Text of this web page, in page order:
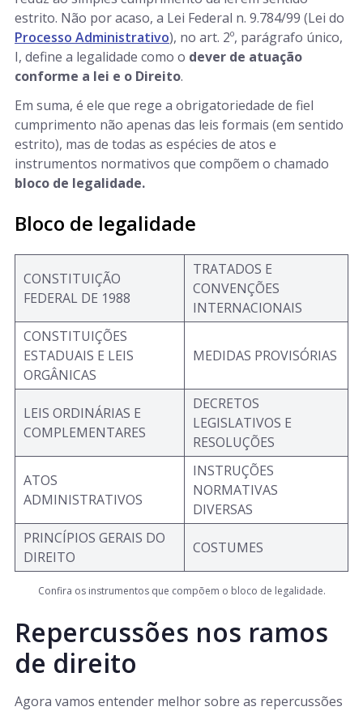
estrito. Não por acaso, a Lei Federal n. 9.784/99 (Lei do
Processo Administrativo), no art. 2º, parágrafo único,
I, define a legalidade como o dever de atuação
conforme a lei e o Direito.
Em suma, é ele que rege a obrigatoriedade de fiel
cumprimento não apenas das leis formais (em sentido
estrito), mas de todas as espécies de atos e
instrumentos normativos que compõem o chamado
bloco de legalidade.
Bloco de legalidade
CONSTITUIÇÃO
FEDERAL DE 1988
TRATADOS E
CONVENÇÕES
INTERNACIONAIS
CONSTITUIÇÕES
ESTADUAIS E LEIS
ORGÂNICAS
MEDIDAS PROVISÓRIAS
LEIS ORDINÁRIAS E
COMPLEMENTARES
DECRETOS
LEGISLATIVOS E
RESOLUÇÕES
ATOS
ADMINISTRATIVOS
INSTRUÇÕES
NORMATIVAS
DIVERSAS
PRINCÍPIOS GERAIS DO
DIREITO
COSTUMES
Confira os instrumentos que compõem o bloco de legalidade.
Repercussões nos ramos
de direito
Agora vamos entender melhor sobre as repercussões